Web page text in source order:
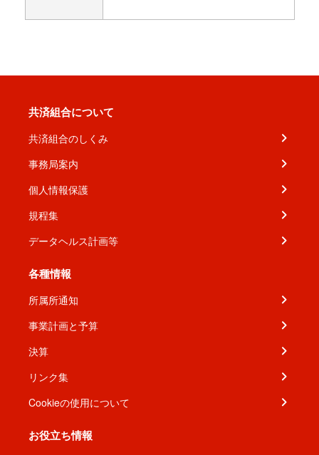
共済組合について
共済組合のしくみ
事務局案内
個人情報保護
規程集
データヘルス計画等
各種情報
所属所通知
事業計画と予算
決算
リンク集
Cookieの使用について
お役立ち情報